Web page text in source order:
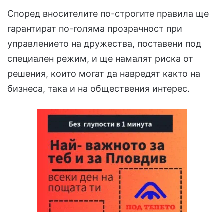
Според вносителите по-строгите правила ще
гарантират по-голяма прозрачност при
управлението на дружества, поставени под
специален режим, и ще намалят риска от
решения, които могат да навредят както на
бизнеса, така и на обществения интерес.